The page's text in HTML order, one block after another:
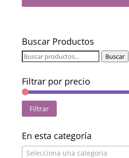
Buscar Productos
Buscar
Buscar
Filtrar por precio
Filtrar
En esta categoría
Selecciona una categoría